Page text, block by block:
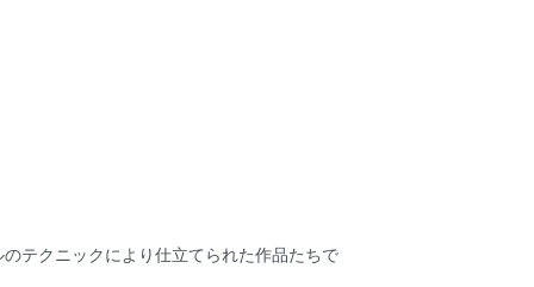
テクニックにより仕立てられた作品たちで